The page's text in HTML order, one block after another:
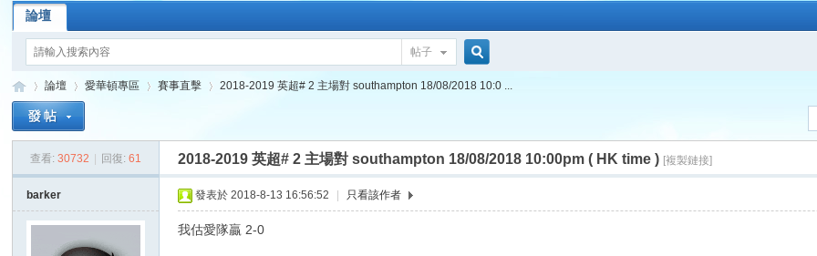
論壇
帖子
搜
索
»
論壇
›
愛華頓專區
›
賽事直擊
›
2018-2019 英超# 2 主場對 southampton 18/08/2018 10:0 ...
查看: 30732 回復: 61 2018-2019 英超# 2 主場對 southampton 18/08/2018 10:00pm ( HK time ) [複製鏈接]
barker 發表於 2018-8-13 16:56:52 只看該作者
我估愛隊贏 2-0